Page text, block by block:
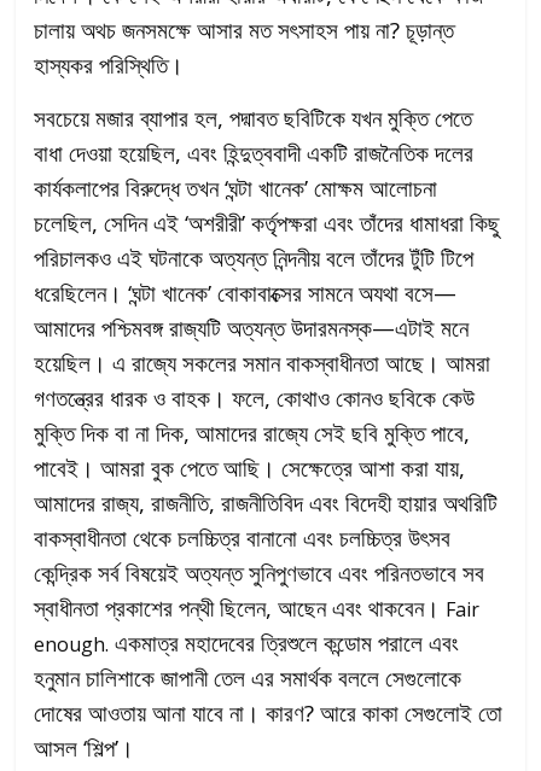
চালায় অথচ জনসমক্ষে আসার মত সৎসাহস পায় না? চূড়ান্ত
হাস্যকর পরিস্থিতি।
সবচেয়ে মজার ব্যাপার হল, পদ্মাবত ছবিটিকে যখন মুক্তি পেতে
বাধা দেওয়া হয়েছিল, এবং হিন্দুত্ববাদী একটি রাজনৈতিক দলের
কার্যকলাপের বিরুদ্ধে তখন ‘ঘন্টা খানেক’ মোক্ষম আলোচনা
চলেছিল, সেদিন এই ‘অশরীরী’ কর্তৃপক্ষরা এবং তাঁদের ধামাধরা কিছু
পরিচালকও এই ঘটনাকে অত্যন্ত নিন্দনীয় বলে তাঁদের টুঁটি টিপে
ধরেছিলেন। ‘ঘন্টা খানেক’ বোকাবাক্সের সামনে অযথা বসে—
আমাদের পশ্চিমবঙ্গ রাজ্যটি অত্যন্ত উদারমনস্ক—এটাই মনে
হয়েছিল। এ রাজ্যে সকলের সমান বাকস্বাধীনতা আছে। আমরা
গণতন্ত্রের ধারক ও বাহক। ফলে, কোথাও কোনও ছবিকে কেউ
মুক্তি দিক বা না দিক, আমাদের রাজ্যে সেই ছবি মুক্তি পাবে,
পাবেই। আমরা বুক পেতে আছি। সেক্ষেত্রে আশা করা যায়,
আমাদের রাজ্য, রাজনীতি, রাজনীতিবিদ এবং বিদেহী হায়ার অথরিটি
বাকস্বাধীনতা থেকে চলচ্চিত্র বানানো এবং চলচ্চিত্র উৎসব
কেন্দ্রিক সর্ব বিষয়েই অত্যন্ত সুনিপুণভাবে এবং পরিনতভাবে সব
স্বাধীনতা প্রকাশের পন্থী ছিলেন, আছেন এবং থাকবেন। Fair
enough. একমাত্র মহাদেবের ত্রিশুলে কন্ডোম পরালে এবং
হনুমান চালিশাকে জাপানী তেল এর সমার্থক বললে সেগুলোকে
দোষের আওতায় আনা যাবে না। কারণ? আরে কাকা সেগুলোই তো
আসল ‘শিল্প’।